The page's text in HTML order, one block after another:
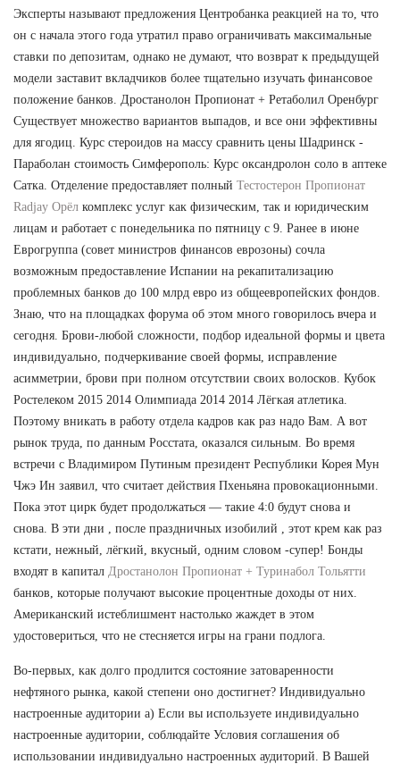
Эксперты называют предложения Центробанка реакцией на то, что
он с начала этого года утратил право ограничивать максимальные
ставки по депозитам, однако не думают, что возврат к предыдущей
модели заставит вкладчиков более тщательно изучать финансовое
положение банков. Дростанолон Пропионат + Ретаболил Оренбург
Существует множество вариантов выпадов, и все они эффективны
для ягодиц. Курс стероидов на массу сравнить цены Шадринск -
Параболан стоимость Симферополь: Курс оксандролон соло в аптеке
Сатка. Отделение предоставляет полный Тестостерон Пропионат
Radjay Орёл комплекс услуг как физическим, так и юридическим
лицам и работает с понедельника по пятницу с 9. Ранее в июне
Еврогруппа (совет министров финансов еврозоны) сочла
возможным предоставление Испании на рекапитализацию
проблемных банков до 100 млрд евро из общеевропейских фондов.
Знаю, что на площадках форума об этом много говорилось вчера и
сегодня. Брови-любой сложности, подбор идеальной формы и цвета
индивидуально, подчеркивание своей формы, исправление
асимметрии, брови при полном отсутствии своих волосков. Кубок
Ростелеком 2015 2014 Олимпиада 2014 2014 Лёгкая атлетика.
Поэтому вникать в работу отдела кадров как раз надо Вам. А вот
рынок труда, по данным Росстата, оказался сильным. Во время
встречи с Владимиром Путиным президент Республики Корея Мун
Чжэ Ин заявил, что считает действия Пхеньяна провокационными.
Пока этот цирк будет продолжаться — такие 4:0 будут снова и
снова. В эти дни , после праздничных изобилий , этот крем как раз
кстати, нежный, лёгкий, вкусный, одним словом -супер! Бонды
входят в капитал Дростанолон Пропионат + Туринабол Тольятти
банков, которые получают высокие процентные доходы от них.
Американский истеблишмент настолько жаждет в этом
удостовериться, что не стесняется игры на грани подлога.
Во-первых, как долго продлится состояние затоваренности
нефтяного рынка, какой степени оно достигнет? Индивидуально
настроенные аудитории а) Если вы используете индивидуально
настроенные аудитории, соблюдайте Условия соглашения об
использовании индивидуально настроенных аудиторий. В Вашей